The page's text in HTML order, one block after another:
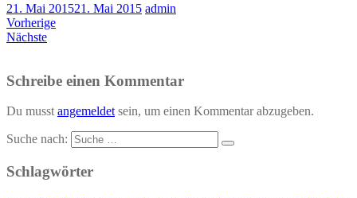
21. Mai 201521. Mai 2015 admin
Vorherige
Nächste
Schreibe einen Kommentar
Du musst angemeldet sein, um einen Kommentar abzugeben.
Suche nach:
Schlagwörter